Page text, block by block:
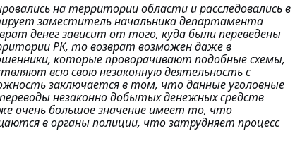
на территории области и расследовались в
заместитель начальника департамента
денег зависит от того, куда были переведены
РК, то возврат возможен даже в
которые проворачивают подобные схемы,
всю свою незаконную деятельность с
заключается в том, что данные уголовные
незаконно добытых денежных средств
очень большое значение имеет то, что
в органы полиции, что затрудняет процесс